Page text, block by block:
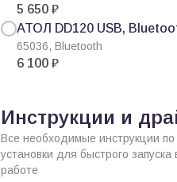
5 650 ₽
АТОЛ DD120 USB,
65036, Bluetooth
6 100 ₽
Инструкции и
Все необходимые инструкции
установки для быстрого запуска
работе